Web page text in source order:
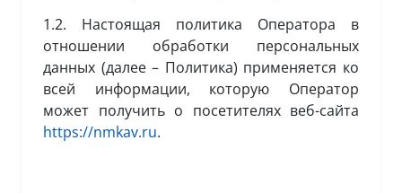
1.2. Настоящая политика Оператора в
отношении обработки персональных
данных (далее – Политика) применяется ко
всей информации, которую Оператор
может получить о посетителях веб-сайта
https://nmkav.ru.